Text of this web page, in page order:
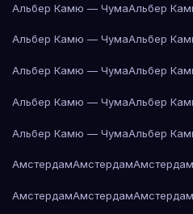
Альбер Камю — ЧумаАльбер
Альбер Камю — ЧумаАльбер
Альбер Камю — ЧумаАльбер
Альбер Камю — ЧумаАльбер
Альбер Камю — ЧумаАльбер
АмстердамАмстердамАмстердам
АмстердамАмстердамАмстердам